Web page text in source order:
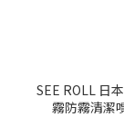
SEE ROLL 日
霧防霧清潔